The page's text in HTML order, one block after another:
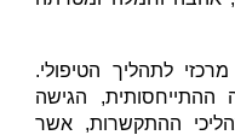
לתהליך הטיפולי.
הגישה
ההתקשרות, אשר